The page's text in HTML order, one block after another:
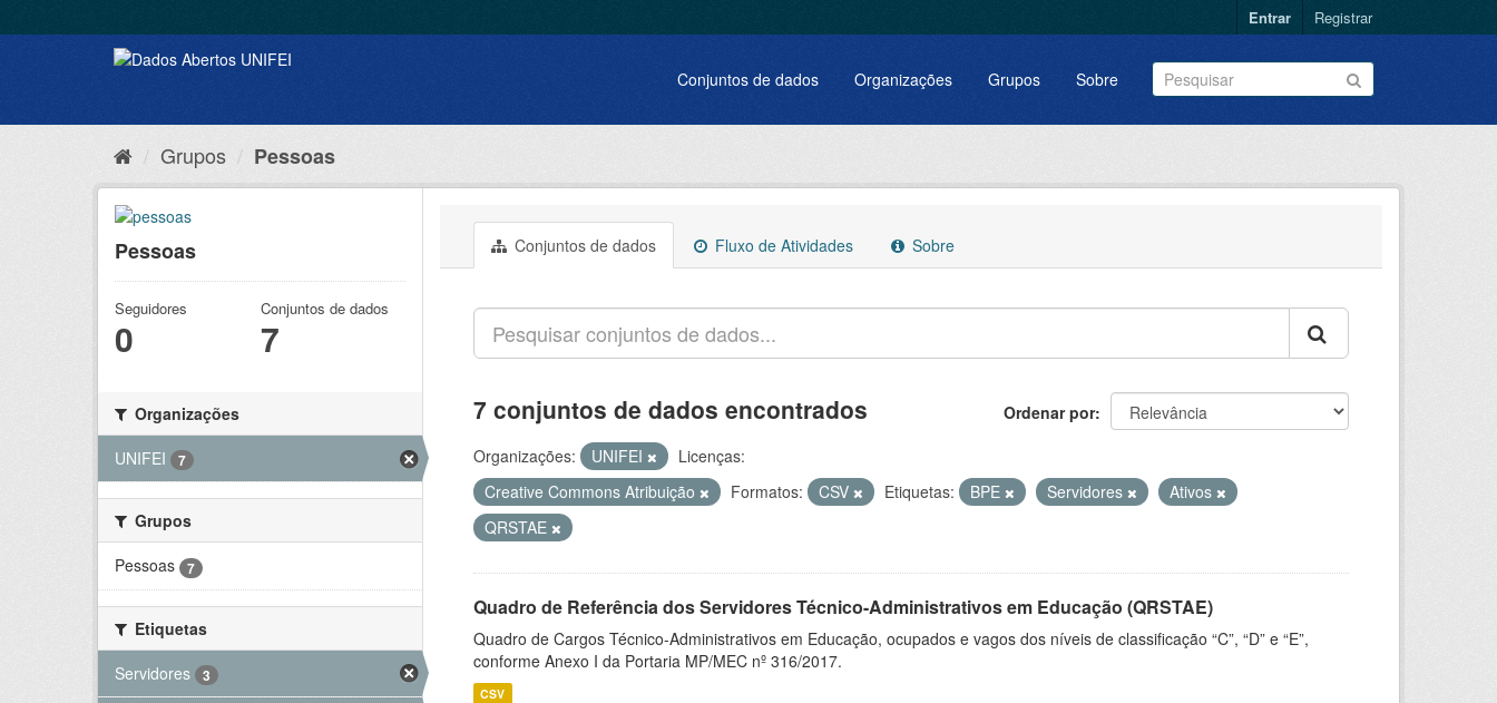
Entrar Registrar
Conjuntos de dados Organizações Grupos Sobre
Grupos Pessoas
Pessoas
Seguidores
0
Conjuntos de dados
7
Organizações
UNIFEI
7
Grupos
Pessoas
7
Etiquetas
Servidores
3
Conjuntos de dados Fluxo de Atividades Sobre
Ordenar por
7 conjuntos de dados encontrados
Organizações: UNIFEI
Licenças:
Creative Commons Atribuição
Formatos: CSV Etiquetas: BPE Servidores
Ativos
QRSTAE
Quadro de Referência dos Servidores Técnico-Administrativos em Educação (QRSTAE)
Quadro de Cargos Técnico-Administrativos em Educação, ocupados e vagos dos níveis de classificação “C”, “D” e “E”,
conforme Anexo I da Portaria MP/MEC nº 316/2017.
CSV